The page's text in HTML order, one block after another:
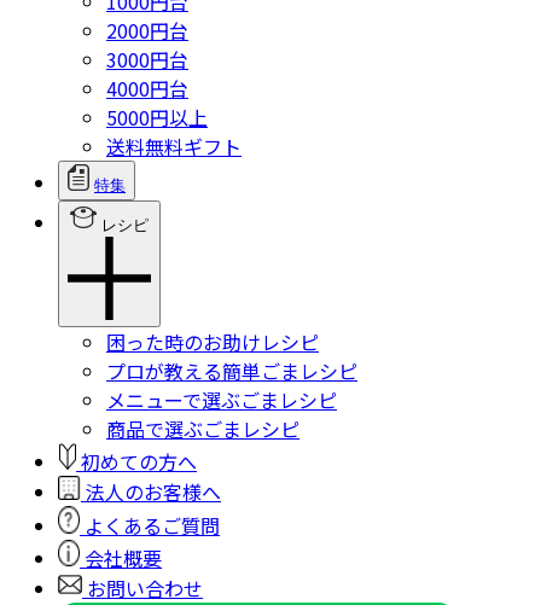
2000円台
3000円台
4000円台
5000円以上
送料無料ギフト
特集
レシピ
困った時のお助けレシピ
プロが教える簡単ごまレシピ
メニューで選ぶごまレシピ
商品で選ぶごまレシピ
初めての方へ
法人のお客様へ
よくあるご質問
会社概要
お問い合わせ